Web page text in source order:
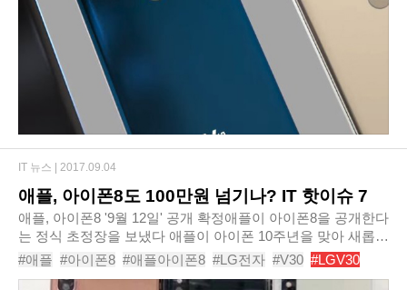
애플, 아이폰8도 100만원 넘기나? IT 핫이슈 7
애플, 아이폰8 '9월 12일' 공개 확정애플이 아이폰8을 공개한다
는 정식 초정장을 보냈다 애플이 아이폰 10주년을 맞아 새롭게
출시할 아이폰8을 예상대로 9월 12일에 공개할 가능성이 높아
#애플 #아이폰8 #애플아이폰8 #LG전자 #V30 #LGV30
#삼성전자 #갤럭시노트FE #갤럭시노트8 #카카오
IT 뉴스 | 2017.09.04